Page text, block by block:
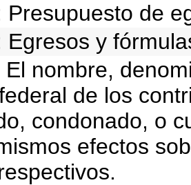
Presupuesto de
Egresos y
nombre,
de los
condonado, o
efectos